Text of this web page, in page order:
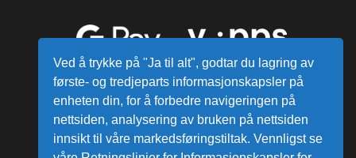
Ved å trykke på "Ja til alt", godtar du lagring av
første- og tredjeparts informasjonskapsler på
enheten din, for å forbedre navigeringen på
nettsiden, analysering av bruken på nettsiden
innsikt til våre markedsføringstiltak. Vennligst se